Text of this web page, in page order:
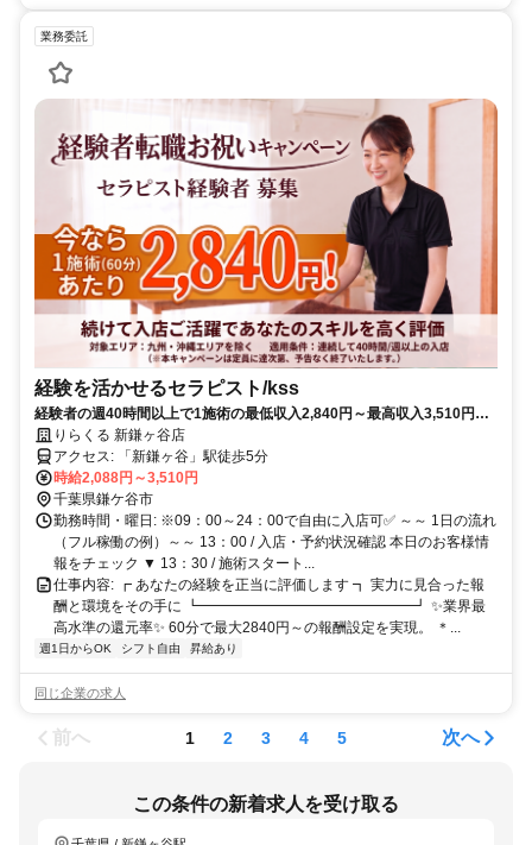
業務委託
経験を活かせるセラピスト/kss
経験者の週40時間以上で1施術の最低収入2,840円～最高収入3,510円は
業界最高！経験者をお待ちしています！集客は大手にお任せ！施術に集
中✨【千葉県鎌ヶ谷市新鎌ヶ谷】
りらくる 新鎌ヶ谷店
アクセス: 「新鎌ヶ谷」駅徒歩5分
時給2,088円～3,510円
千葉県鎌ケ谷市
勤務時間・曜日: ※09：00～24：00で自由に入店可✅ ～～ 1日の流れ
（フル稼働の例）～～ 13：00 / 入店・予約状況確認 本日のお客様情
報をチェック ▼ 13：30 / 施術スタート...
仕事内容: ┏ あなたの経験を正当に評価します ┓ 実力に見合った報
酬と環境をその手に ┗━━━━━━━━━━━━━━━┛ ✨業界最
高水準の還元率✨ 60分で最大2840円～の報酬設定を実現。 ＊...
週1日からOK シフト自由 昇給あり
同じ企業の求人
前へ 1 2 3 4 5 次へ
この条件の新着求人を受け取る